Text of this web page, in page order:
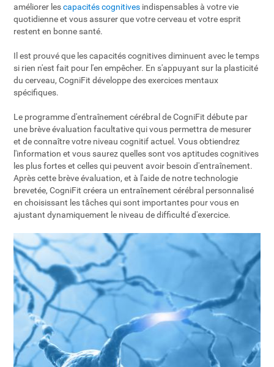
améliorer lescapacités cognitives indispensables à votre vie
quotidienne et vous assurer que votre cerveau et votre esprit
restent en bonne santé.
Il est prouvé que les capacités cognitives diminuent avec le temps
si rien n'est fait pour l'en empêcher. En s'appuyant sur la plasticité
du cerveau, CogniFit développe des exercices mentaux
spécifiques.
Le programme d'entraînement cérébral de CogniFit débute par
une brève évaluation facultative qui vous permettra de mesurer
et de connaître votre niveau cognitif actuel. Vous obtiendrez
l'information et vous saurez quelles sont vos aptitudes cognitives
les plus fortes et celles qui peuvent avoir besoin d'entraînement.
Après cette brève évaluation, et à l'aide de notre technologie
brevetée, CogniFit créera un entraînement cérébral personnalisé
en choisissant les tâches qui sont importantes pour vous en
ajustant dynamiquement le niveau de difficulté d'exercice.